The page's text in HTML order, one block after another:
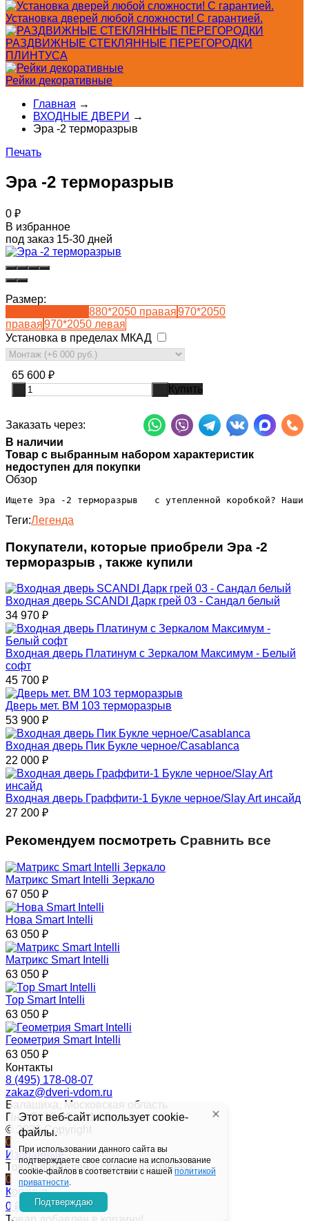
Установка дверей любой сложности! С гарантией.
РАЗДВИЖНЫЕ СТЕКЛЯННЫЕ ПЕРЕГОРОДКИ
ПЛИНТУСА
Рейки декоративные
Главная →
ВХОДНЫЕ ДВЕРИ →
Эра -2 терморазрыв
Печать
Эра -2 терморазрыв
0 ₽
В избранное
под заказ 15-30 дней
Размер:
880*2050 правая970*2050
правая970*2050 левая
Установка в пределах МКАД
65 600 ₽
Купить
Заказать через:
В наличии
Товар с выбранным набором характеристик
недоступен для покупки
Обзор
Ищете Эра -2 терморазрыв   с утепленной коробкой?
Теги:Легенда
Покупатели, которые приобрели Эра -2
терморазрыв , также купили
Входная дверь SCANDI Дарк грей 03 - Сандал белый
34 970 ₽
Входная дверь Платинум с Зеркалом Максимум - Белый
софт
45 700 ₽
Дверь мет. ВМ 103 терморазрыв
53 900 ₽
Входная дверь Пик Букле черное/Casablanca
22 000 ₽
Входная дверь Граффити-1 Букле черное/Slay Art инсайд
27 200 ₽
Рекомендуем посмотреть Сравнить все
Матрикс Smart Intelli Зеркало
67 050 ₽
Нова Smart Intelli
63 050 ₽
Матрикс Smart Intelli
63 050 ₽
Тор Smart Intelli
63 050 ₽
Геометрия Smart Intelli
63 050 ₽
Контакты
8 (495) 178-08-07
zakaz@dveri-vdom.ru
Балашиха, Московская область
Пн—Вс10:00—21:00
Этот веб-сайт использует cookie-
файлы.
При использовании данного сайта вы
подтверждаете свое согласие на использование
cookie-файлов в соответствии с нашей политикой
приватности.
Подтверждаю
© 2026 Copyright
0
Избранные
Товар добавлен в список избранных
0
Корзина
0 ₽